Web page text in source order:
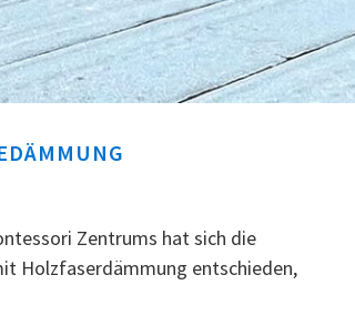
Zentrums hat sich die
Holzfaserdämmung entschieden,